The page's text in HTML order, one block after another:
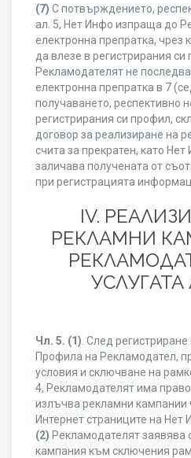
(7) С потвърждението,
ал. 5, Нет Инфо изпраща до
електронна препратка, чрез
да влезе в регистрирания
Рекламодателят не
електронна препратка в 7
получаването, респективно
регистрирания си профил,
договор за реализиране на
счита за прекратен, като
заличава получената от
при регистрацията
IV.
РЕКЛАМНИ
УСЛУГАТА
Чл. 5. (1) . След
Профила на Рекламодател,
условия и сключване на
4, Рекламодателят има
излъчва рекламни кампании
Интернет страниците на Нет
(2) Рекламодателят заявява
кампания към сключения